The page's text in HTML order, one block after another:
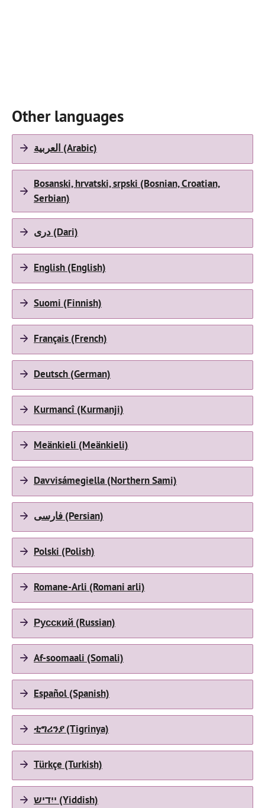
Other languages
العربية (Arabic)
Bosanski, hrvatski, srpski (Bosnian, Croatian,
Serbian)
دری (Dari)
English (English)
Suomi (Finnish)
Français (French)
Deutsch (German)
Kurmancî (Kurmanji)
Meänkieli (Meänkieli)
Davvisámegiella (Northern Sami)
فارسی (Persian)
Polski (Polish)
Romane-Arli (Romani arli)
Русский (Russian)
Af-soomaali (Somali)
Español (Spanish)
ቲግሪንያ (Tigrinya)
Türkçe (Turkish)
ייִדיש (Yiddish)